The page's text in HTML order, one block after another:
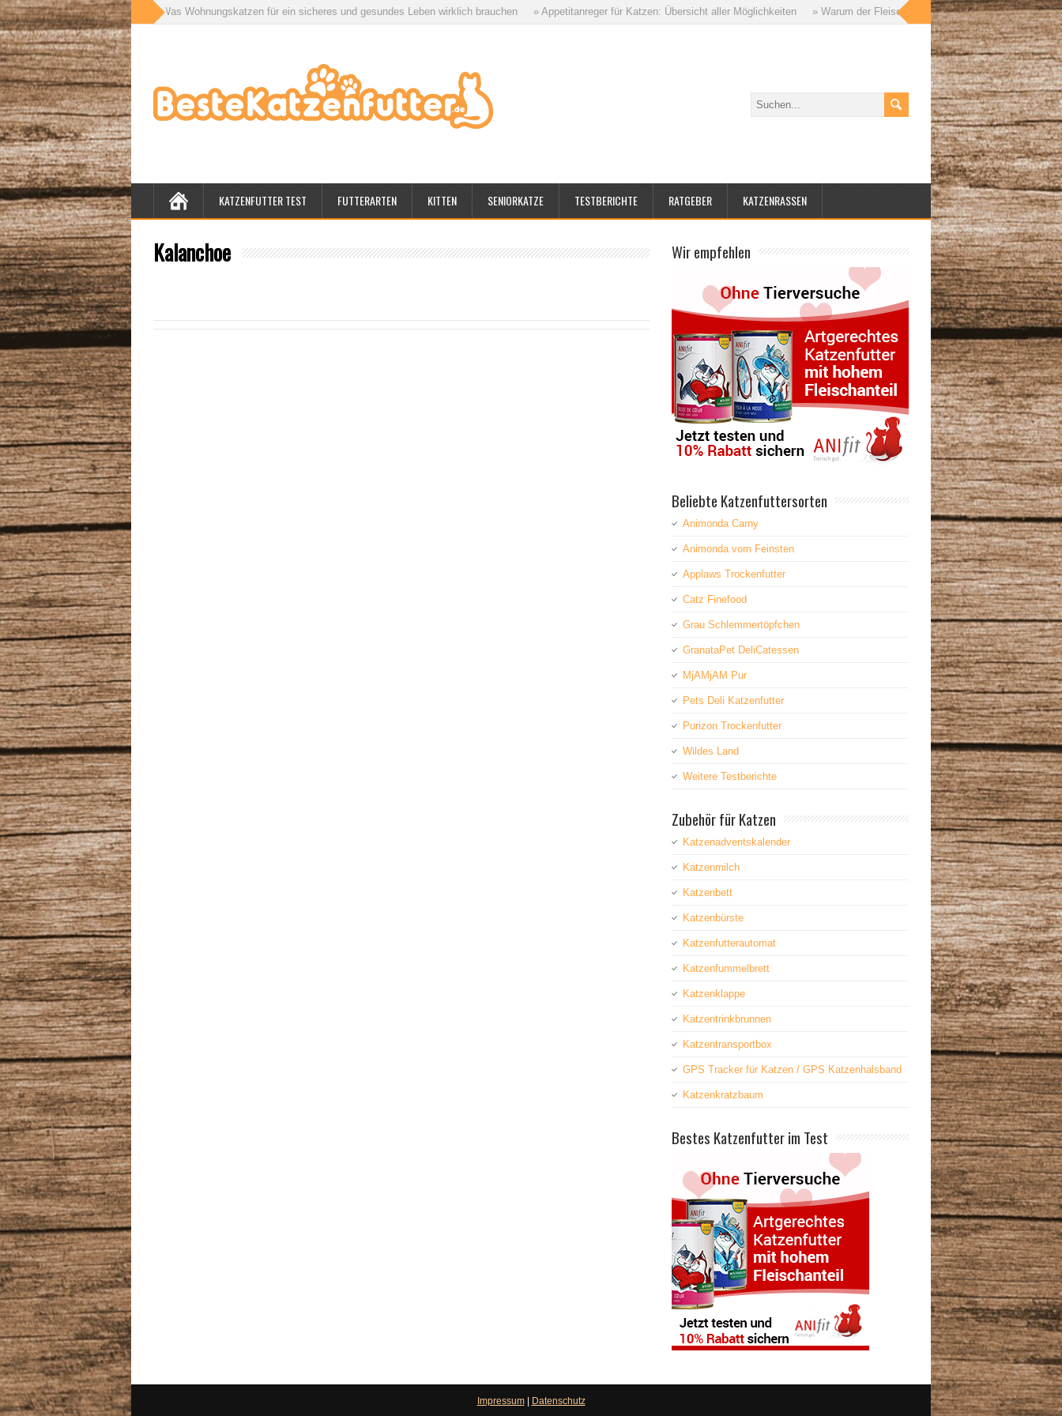
für drinnen und draußen: Was Wohnungskatzen für ein sicheres und gesundes Leben wirklich brauchen » Appetitanreger für Katzen: Übersicht aller Möglichkeiten » Warum der Fleischanteil im Katzenfutter so wichtig ist –
KATZENFUTTER TEST FUTTERARTEN KITTEN SENIORKATZE TESTBERICHTE RATGEBER KATZENRASSEN
Kalanchoe Wir empfehlen
Beliebte Katzenfuttersorten
Animonda Carny
Animonda vom Feinsten
Applaws Trockenfutter
Catz Finefood
Grau Schlemmertöpfchen
GranataPet DeliCatessen
MjAMjAM Pur
Pets Deli Katzenfutter
Purizon Trockenfutter
Wildes Land
Weitere Testberichte
Zubehör für Katzen
Katzenadventskalender
Katzenmilch
Katzenbett
Katzenbürste
Katzenfutterautomat
Katzenfummelbrett
Katzenklappe
Katzentrinkbrunnen
Katzentransportbox
GPS Tracker für Katzen / GPS Katzenhalsband
Katzenkratzbaum
Bestes Katzenfutter im Test
Impressum| Datenschutz